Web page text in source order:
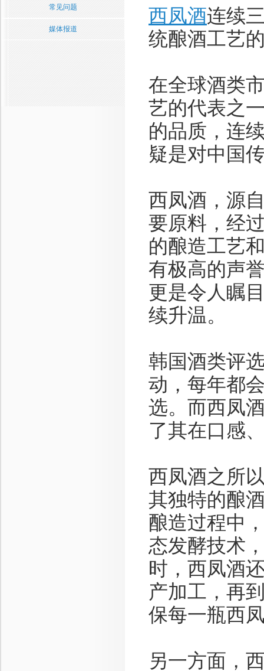
常见问题
媒体报道
西凤酒连续
统酿酒工艺
在全球酒类
艺的代表之
的品质，连
疑是对中国
西凤酒，源
要原料，经
的酿造工艺
有极高的声
更是令人瞩
续升温。
韩国酒类评
动，每年都
选。而西凤
了其在口感
西凤酒之所
其独特的酿
酿造过程中
态发酵技术
时，西凤酒
产加工，再
保每一瓶西
另一方面，